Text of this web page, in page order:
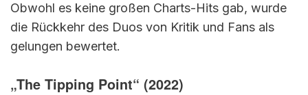
Obwohl es keine großen Charts-Hits gab, wurde
die Rückkehr des Duos von Kritik und Fans als
gelungen bewertet.
„The Tipping Point“ (2022)